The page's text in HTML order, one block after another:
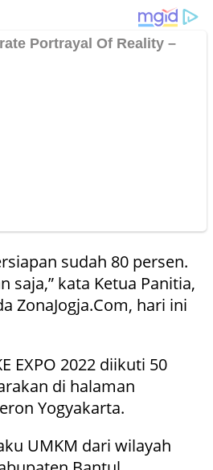
sudah 80 persen.
saja,” kata Ketua Panitia,
ZonaJogja.Com, hari ini
EXPO 2022 diikuti 50
di halaman
Yogyakarta.
UMKM dari wilayah